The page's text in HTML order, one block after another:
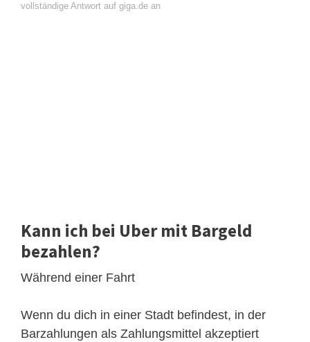
vollständige Antwort auf giga.de an
Kann ich bei Uber mit Bargeld
bezahlen?
Während einer Fahrt
Wenn du dich in einer Stadt befindest, in der
Barzahlungen als Zahlungsmittel akzeptiert